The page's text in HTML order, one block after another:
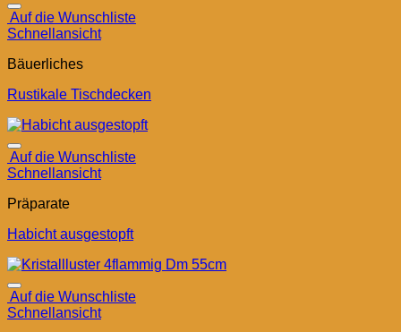
Auf die Wunschliste
Schnellansicht
Bäuerliches
Rustikale Tischdecken
Auf die Wunschliste
Schnellansicht
Präparate
Habicht ausgestopft
Auf die Wunschliste
Schnellansicht